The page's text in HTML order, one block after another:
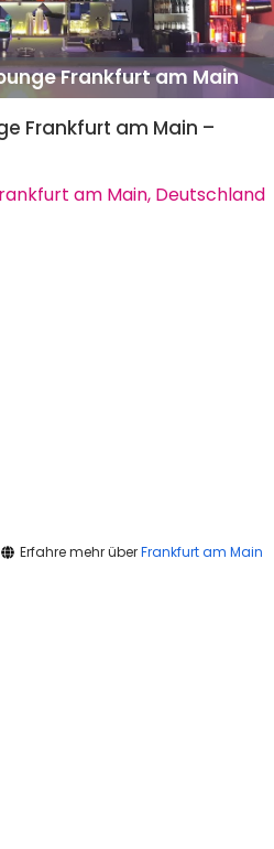
Frankfurt am Main
Frankfurt am Main –
am Main, Deutschland
Erfahre mehr überFrankfurt am Main